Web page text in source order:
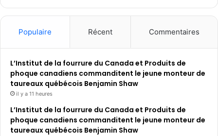
Populaire Récent Commentaires
L’Institut de la fourrure du Canada et Produits de
phoque canadiens commanditent le jeune monteur de
taureaux québécois Benjamin Shaw
il y a 11 heures
L’Institut de la fourrure du Canada et Produits de
phoque canadiens commanditent le jeune monteur de
taureaux québécois Benjamin Shaw